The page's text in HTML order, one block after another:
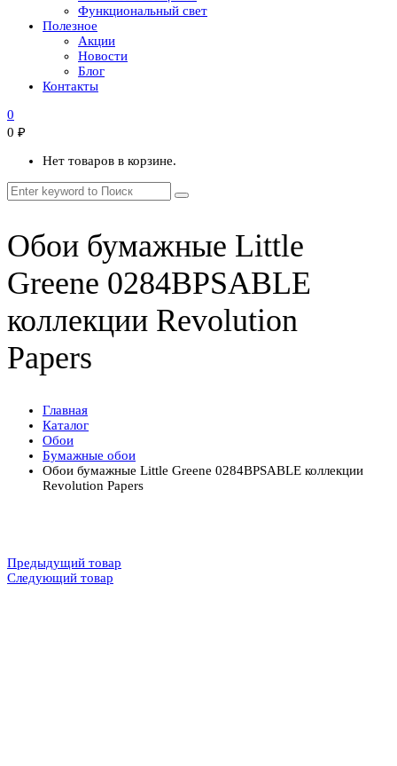
Функциональный свет
Полезное
Акции
Новости
Блог
Контакты
0
0 ₽
Нет товаров в корзине.
Обои бумажные Little
Greene 0284BPSABLE
коллекции Revolution
Papers
Главная
Каталог
Обои
Бумажные обои
Обои бумажные Little Greene 0284BPSABLE коллекции
Revolution Papers
Предыдущий товар
Следующий товар